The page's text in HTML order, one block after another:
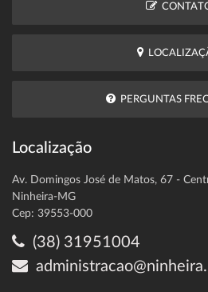
PERGUNTAS
Localização
Av. Domingos José de Matos, 67 -
Ninheira-MG
Cep: 39553-000
(38) 31951004